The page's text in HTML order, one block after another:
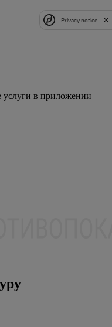
в приложении
Privacy notice